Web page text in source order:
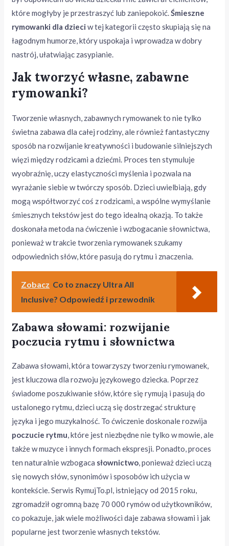
które mogłyby je przestraszyć lub zaniepokoić.Śmieszne
rymowanki dla dzieci w tej kategorii często skupiają się na
łagodnym humorze, który uspokaja i wprowadza w dobry
nastrój, ułatwiając zasypianie.
Jak tworzyć własne, zabawne
rymowanki?
Tworzenie własnych, zabawnych rymowanek to nie tylko
świetna zabawa dla całej rodziny, ale również fantastyczny
sposób na rozwijanie kreatywności i budowanie silniejszych
więzi między rodzicami a dziećmi. Proces ten stymuluje
wyobraźnię, uczy elastyczności myślenia i pozwala na
wyrażanie siebie w twórczy sposób. Dzieci uwielbiają, gdy
mogą współtworzyć coś z rodzicami, a wspólne wymyślanie
śmiesznych tekstów jest do tego idealną okazją. To także
doskonała metoda na ćwiczenie i wzbogacanie słownictwa,
ponieważ w trakcie tworzenia rymowanek szukamy
odpowiednich słów, które pasują do rytmu i znaczenia.
Zobacz Co to znaczy Ultra All
Inclusive? Odpowiedź i przewodnik
Zabawa słowami: rozwijanie
poczucia rytmu i słownictwa
Zabawa słowami, która towarzyszy tworzeniu rymowanek,
jest kluczowa dla rozwoju językowego dziecka. Poprzez
świadome poszukiwanie słów, które się rymują i pasują do
ustalonego rytmu, dzieci uczą się dostrzegać strukturę
języka i jego muzykalność. To ćwiczenie doskonale rozwija
poczucie rytmu, które jest niezbędne nie tylko w mowie, ale
także w muzyce i innych formach ekspresji. Ponadto, proces
ten naturalnie wzbogaca słownictwo, ponieważ dzieci uczą
się nowych słów, synonimów i sposobów ich użycia w
kontekście. Serwis RymujTo.pl, istniejący od 2015 roku,
zgromadził ogromną bazę 70 000 rymów od użytkowników,
co pokazuje, jak wiele możliwości daje zabawa słowami i jak
popularne jest tworzenie własnych tekstów.